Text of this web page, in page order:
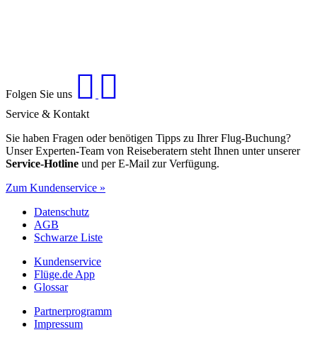
Folgen Sie uns
Service & Kontakt
Sie haben Fragen oder benötigen Tipps zu Ihrer Flug-Buchung?
Unser Experten-Team von Reiseberatern steht Ihnen unter unserer
Service-Hotline und per E-Mail zur Verfügung.
Zum Kundenservice »
Datenschutz
AGB
Schwarze Liste
Kundenservice
Flüge.de App
Glossar
Partnerprogramm
Impressum